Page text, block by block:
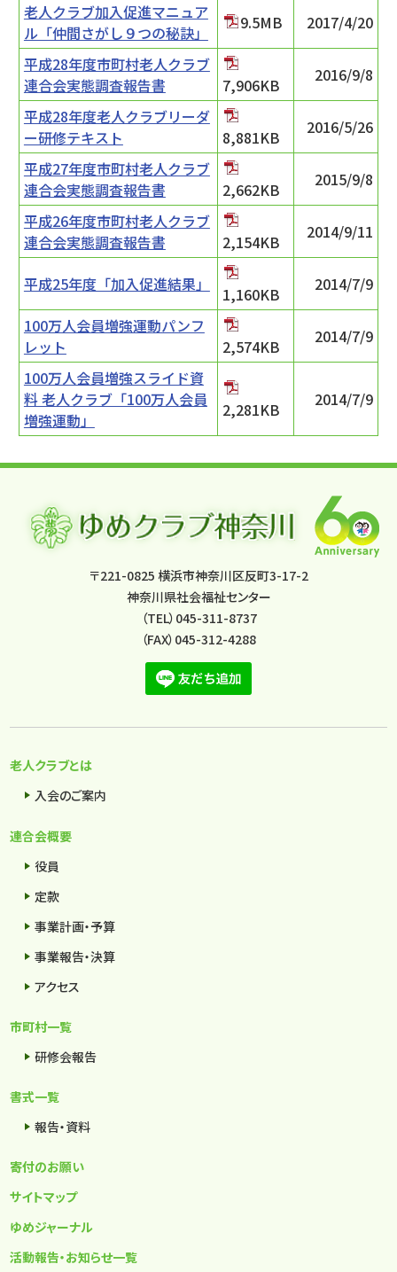
老人クラブ加入促進マニュア
ル「仲間さがし９つの秘訣」
9.5MB
2017/4/20
平成28年度市町村老人クラブ
連合会実態調査報告書
7,906KB
2016/9/8
平成28年度老人クラブリーダ
ー研修テキスト
8,881KB
2016/5/26
平成27年度市町村老人クラブ
連合会実態調査報告書
2,662KB
2015/9/8
平成26年度市町村老人クラブ
連合会実態調査報告書
2,154KB 2014/9/11
平成25年度「加入促進結果」 1,160KB
2014/7/9
100万人会員増強運動パンフ
レット
2,574KB
2014/7/9
100万人会員増強スライド資
料 老人クラブ「100万人会員
増強運動」
2,281KB 2014/7/9
〒221-0825 横浜市神奈川区反町3-17-2
神奈川県社会福祉センター
（TEL）045-311-8737
（FAX）045-312-4288
老人クラブとは
入会のご案内
連合会概要
役員
定款
事業計画・予算
事業報告・決算
アクセス
市町村一覧
研修会報告
書式一覧
報告・資料
寄付のお願い
サイトマップ
ゆめジャーナル
活動報告・お知らせ一覧